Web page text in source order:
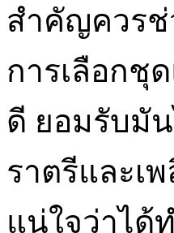
สำคัญควรช่
การเลือกชุ
ดี ยอมรับมั
ราตรีและเ
แน่ใจว่าไ